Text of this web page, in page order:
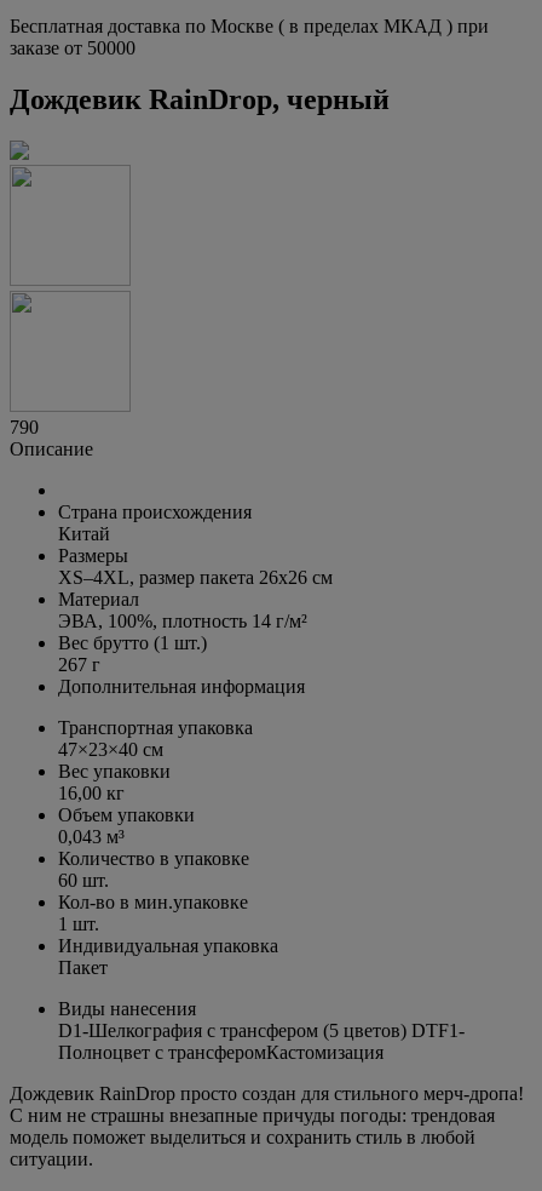
Бесплатная доставка по Москве ( в пределах МКАД ) при
заказе от 50000
Дождевик RainDrop, черный
790
Описание
Страна происхождения
Китай
Размеры
XS–4XL, размер пакета 26х26 см
Материал
ЭВА, 100%, плотность 14 г/м²
Вес брутто (1 шт.)
267 г
Дополнительная информация
Транспортная упаковка
47×23×40 см
Вес упаковки
16,00 кг
Объем упаковки
0,043 м³
Количество в упаковке
60 шт.
Кол-во в мин.упаковке
1 шт.
Индивидуальная упаковка
Пакет
Виды нанесения
D1-Шелкография с трансфером (5 цветов) DTF1-
Полноцвет с трансферомКастомизация
Дождевик RainDrop просто создан для стильного мерч-дропа!
С ним не страшны внезапные причуды погоды: трендовая
модель поможет выделиться и сохранить стиль в любой
ситуации.